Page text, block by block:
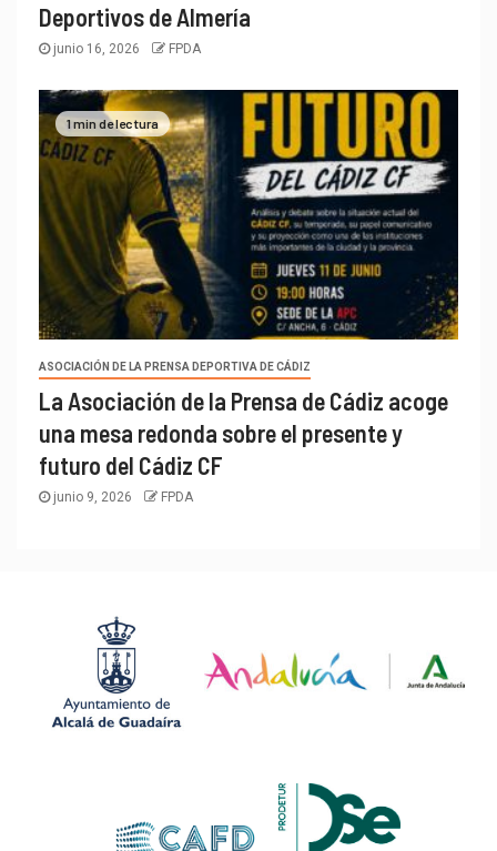
Deportivos de Almería
junio 16, 2026 FPDA
1 min de lectura
ASOCIACIÓN DE LA PRENSA DEPORTIVA DE CÁDIZ
La Asociación de la Prensa de Cádiz acoge
una mesa redonda sobre el presente y
futuro del Cádiz CF
junio 9, 2026 FPDA